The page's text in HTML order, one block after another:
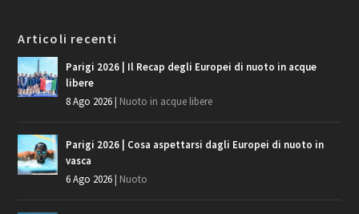
Articoli recenti
Parigi 2026 | Il Recap degli Europei di nuoto in acque
libere
8 Ago 2026 Nuoto in acque libere
Parigi 2026 | Cosa aspettarsi dagli Europei di nuoto in
vasca
6 Ago 2026 Nuoto